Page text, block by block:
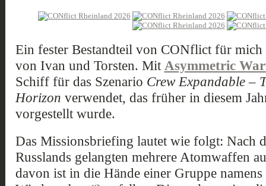
Ein fester Bestandteil von CONflict für
von Ivan und Torsten. Mit Asymmetric
Schiff für das Szenario Crew Expandable –
Horizon verwendet, das früher in diesem
vorgestellt wurde.
Das Missionsbriefing lautet wie folgt: Nach
Russlands gelangten mehrere Atomwaffen
davon ist in die Hände einer Gruppe